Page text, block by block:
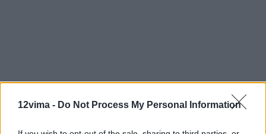
12vima - Do Not Process My Personal Information